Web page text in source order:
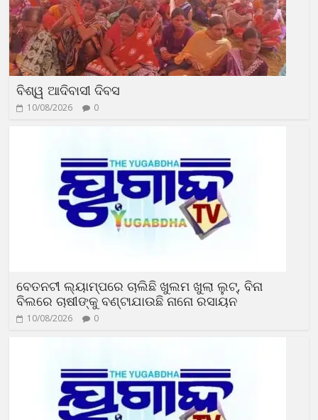
ବିଶ୍ୱ ଆଦିବାସୀ ଦିବସ
10/08/2026 0
ବେତନଟୀ ଲ୍ୟାମ୍ପରେ ଚାଲିଛି ଖୁଲମ ଖୁଲା ଲୁଟ୍, ବିନା
ବିଲରେ ଚାଷୀଙ୍କୁ ବଣ୍ଟାଯାଉଛି ନାନୋ ରସାୟନ
10/08/2026 0